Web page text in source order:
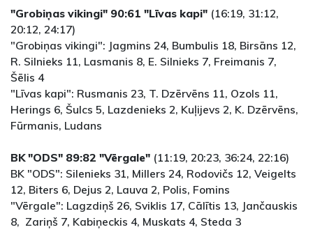
"Grobiņas vikingi" 90:61 "Līvas kapi" (16:19, 31:12,
20:12, 24:17)
"Grobiņas vikingi": Jagmins 24, Bumbulis 18, Birsāns 12,
R. Silnieks 11, Lasmanis 8, E. Silnieks 7, Freimanis 7,
Šēlis 4
"Līvas kapi": Rusmanis 23, T. Dzērvēns 11, Ozols 11,
Herings 6, Šulcs 5, Lazdenieks 2, Kuļijevs 2, K. Dzērvēns,
Fūrmanis, Ludans
BK "ODS" 89:82 "Vērgale" (11:19, 20:23, 36:24, 22:16)
BK "ODS": Silenieks 31, Millers 24, Rodovičs 12, Veigelts
12, Biters 6, Dejus 2, Lauva 2, Polis, Fomins
"Vērgale": Lagzdiņš 26, Sviklis 17, Cālītis 13, Jančauskis
8, Zariņš 7, Kabiņeckis 4, Muskats 4, Steda 3